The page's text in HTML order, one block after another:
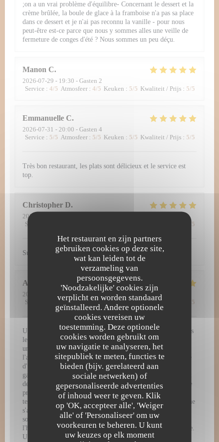
Het restaurant en zijn partners
gebruiken cookies op deze site,
wat kan leiden tot de
verzameling van
persoonsgegevens.
'Noodzakelijke' cookies zijn
verplicht en worden standaard
geïnstalleerd. Andere optionele
cookies vereisen uw
toestemming. Deze optionele
cookies worden gebruikt om
uw navigatie te analyseren, het
sitepubliek te meten, functies te
bieden (bijv. gerelateerd aan
sociale netwerken) of
gepersonaliseerde advertenties
of inhoud weer te geven. Klik
op 'OK, accepteer alle', 'Weiger
alle' of 'Personaliseer' om uw
voorkeuren te beheren. U kunt
uw keuzes op elk moment
;on a un vrai problème d'équilibre- Concernant le dessert et la
crème brûlée, la boule de glace à la framboise n'a pas sa place
dans ce dessert et je n'ai pas reconnu la vanille - pour nous
peut-être est-ce parce que nous y sommes alles une veille de
fermeture de conges d'été ? Nous sommes un peu déçu.
Manon C
2026-07-29 - 19:30 - Gasten 2
Service : 4/5 Atmosfeer : 4/5 Keuken : 5/5 Kwaliteit / Prijs : 5/5
Emmanuelle C
2026-07-31 - 20:00 - Gasten 4
Service : 5/5 Atmosfeer : 5/5 Keuken : 5/5 Kwaliteit / Prijs : 5/5
Très bon restaurant, les plats sont délicieux et le service est
top.
Christopher D
2026-07-30
Service
/5
Super découverte. Tout simplement excellent !
Amy
2026-07-29
- 12:30 - Gasten 3
Service
Atmosfeer: 5/5 Keuken: 5/5 Kwaliteit / Prijs /5
Une expérience gastronomique d'exception à L'Atelier 28 Dès
le passage de la porte, L'Atelier 28 vous plonge dans un
univers culinaire raffiné et inoubliable. Chaque détail, de
l'ambiance chaleureuse jusqu'à la dernière bouchée, témoigne
d'une passion authentique pour la haute gastronomie. Une
gastronomie remarquable et visuelle Les assiettes servies sont
de véritables œuvres d'art. Chaque plat arrive dressé avec une
précision chirurgicale, mêlant couleurs vibrantes, jeux de
textures et présentations d'une élégance rare. Mais la beauté ne
s'arrête pas au visuel : en bouche, les associations de saveurs
sont parfaitement équilibrées, audacieuses, et mettent à
l'honneur des produits de saison d'une fraîcheur irréprochable.
Un service irréprochable et chaleureux Pour sublimer cette